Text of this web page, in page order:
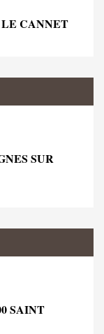
LE CANNET
SUR
SAINT